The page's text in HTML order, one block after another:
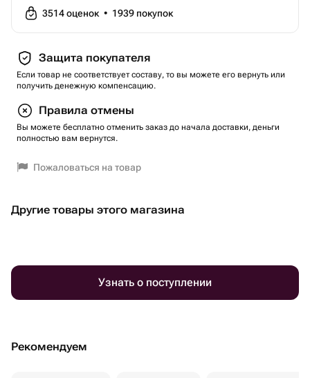
3514оценок • 1939 покупок
Защита покупателя
Если товар не соответствует составу, то вы можете его вернуть или
получить денежную компенсацию.
Правила отмены
Вы можете бесплатно отменить заказ до начала доставки, деньги
полностью вам вернутся.
Пожаловаться на товар
Другие товары этого магазина
Узнать о поступлении
Рекомендуем